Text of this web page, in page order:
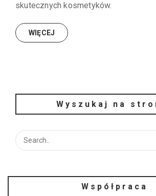
skutecznych kosmetyków.
WIĘCEJ
Wyszukaj na
Współpraca